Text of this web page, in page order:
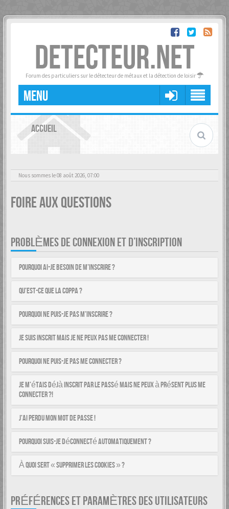
DETECTEUR.NET
Forum des particuliers sur le détecteur de métaux et la détection de loisir
MENU
ACCUEIL
Nous sommes le 08 août 2026, 07:00
Foire aux questions
PROBLÈMES DE CONNEXION ET D’INSCRIPTION
Pourquoi ai-je besoin de m’inscrire ?
Qu’est-ce que la COPPA ?
Pourquoi ne puis-je pas m’inscrire ?
Je suis inscrit mais je ne peux pas me connecter !
Pourquoi ne puis-je pas me connecter ?
Je m’étais déjà inscrit par le passé mais ne peux à présent plus me
connecter ?!
J’ai perdu mon mot de passe !
Pourquoi suis-je déconnecté automatiquement ?
À quoi sert « Supprimer les cookies » ?
PRÉFÉRENCES ET PARAMÈTRES DES UTILISATEURS